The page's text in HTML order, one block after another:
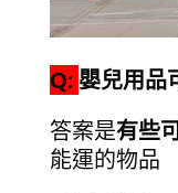
Q: 嬰兒用品
答案是有些
能運的物品